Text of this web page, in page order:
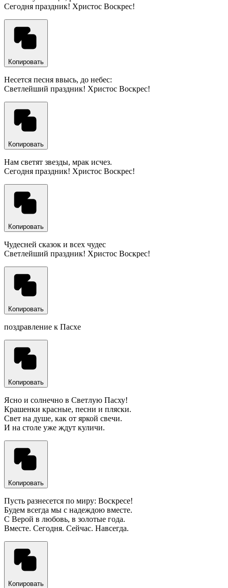
Сегодня праздник! Христос Воскрес!
Копировать
Несется песня ввысь, до небес:
Светлейший праздник! Христос Воскрес!
Копировать
Нам светят звезды, мрак исчез.
Сегодня праздник! Христос Воскрес!
Копировать
Чудесней сказок и всех чудес
Светлейший праздник! Христос Воскрес!
Копировать
поздравление к Пасхе
Копировать
Ясно и солнечно в Светлую Пасху!
Крашенки красные, песни и пляски.
Свет на душе, как от яркой свечи.
И на столе уже ждут куличи.
Копировать
Пусть разнесется по миру: Воскресе!
Будем всегда мы с надеждою вместе.
С Верой в любовь, в золотые года.
Вместе. Сегодня. Сейчас. Навсегда.
Копировать